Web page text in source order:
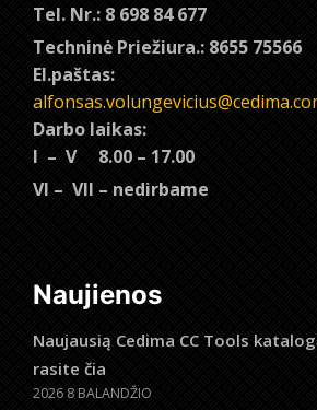
Tel. Nr.: 8 698 84 677
Techninė Priežiura.: 8655 75566
El.paštas:
Darbo laikas:
I – V 8.00 – 17.00
VI – VII – nedirbame
Naujienos
Naujausią Cedima CC Tools
rasite čia
2026 8 BALANDŽIO